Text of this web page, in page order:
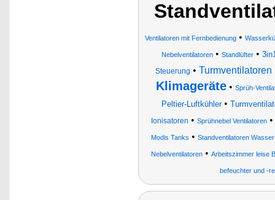
Ventilatoren mit Fernbedienung •
Nebelventilatoren • Standlüfter •
Steuerung • Turmventilatoren
Klimageräte • Sprüh-
Peltier-Luftkühler•
Ionisatoren • Sprühnebel Ventilatoren•
Modis Tanks • Standventilatoren Wasser
Nebelventilatoren • Arbeitszimmer leise
befeuchter und -